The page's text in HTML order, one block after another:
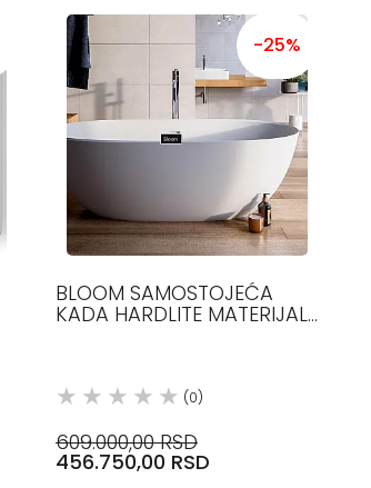
-25%
BLOOM SAMOSTOJEĆA
KADA HARDLITE MATERIJAL,
(0)
609.000,00 RSD
456.750,00 RSD